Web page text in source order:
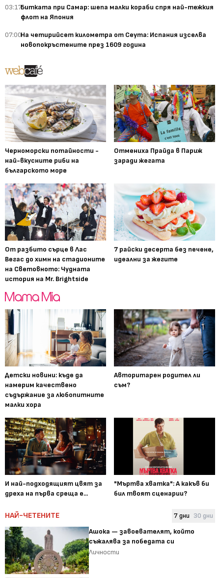
03:17Битката при Самар: шепа малки кораби спря най-тежкия
флот на Япония
07:00На четирийсет километра от Сеута: Испания изселва
новопокръстените през 1609 година
Черноморски потайности -
най-вкусните риби на
българското море
Отмениха Прайда в Париж
заради жегата
От разбито сърце в Лас
Вегас до химн на стадионите
на Световното: Чудната
история на Mr. Brightside
7 райски десерта без печене,
идеални за жегите
Детски новини: къде да
намерим качествено
съдържание за любопитните
малки хора
Авторитарен родител ли
съм?
И най-подходящият цвят за
дреха на първа среща е...
"Мъртва хватка": А какъв би
бил твоят сценарии?
НАЙ-ЧЕТЕНИТЕ 7 дни 30 дни
Ашока — завоевателят, който
съжалява за победата си
Личности